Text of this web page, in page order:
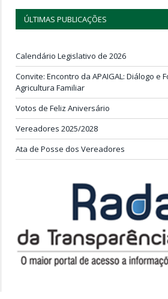
ÚLTIMAS PUBLICAÇÕES
Calendário Legislativo de 2026
Convite: Encontro da APAIGAL: Diálogo e
Agricultura Familiar
Votos de Feliz Aniversário
Vereadores 2025/2028
Ata de Posse dos Vereadores